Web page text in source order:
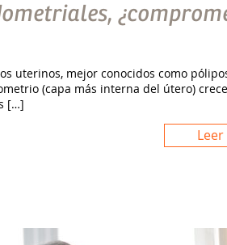
uterinos, mejor conocidos como
(capa más interna del útero)
[…]